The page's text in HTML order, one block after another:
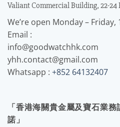
Valiant Commercial Building, 22-24
We’re open Monday – Friday,
Email :
info@goodwatchhk.com
yhh.contact@gmail.com
Whatsapp : +852 64132407
「香港海關貴金屬及寶石業
諾」